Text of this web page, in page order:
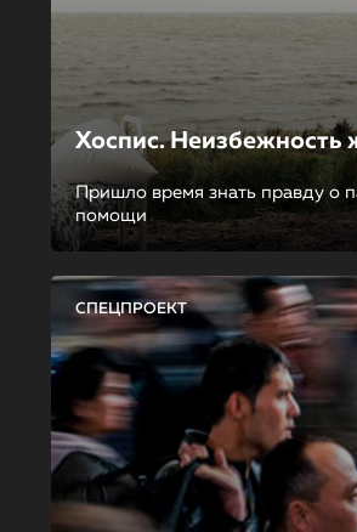
Хоспис. Неизбежность
Пришло время знать правду о
помощи
СПЕЦПРОЕКТ